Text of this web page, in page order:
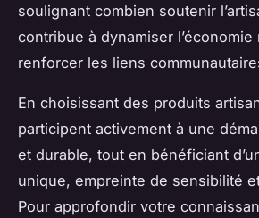
soulignant combien soutenir
contribue à dynamiser l’économie
renforcer les liens
En choisissant des produits
participent activement à une
et durable, tout en bénéficiant
unique, empreinte de sensibilité
Pour approfondir votre